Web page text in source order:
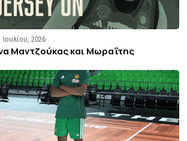
Ιουλίου, 2026
Μαντζούκας και Μωραΐτης